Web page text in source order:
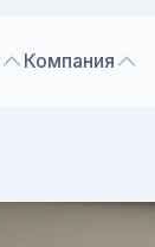
Компания